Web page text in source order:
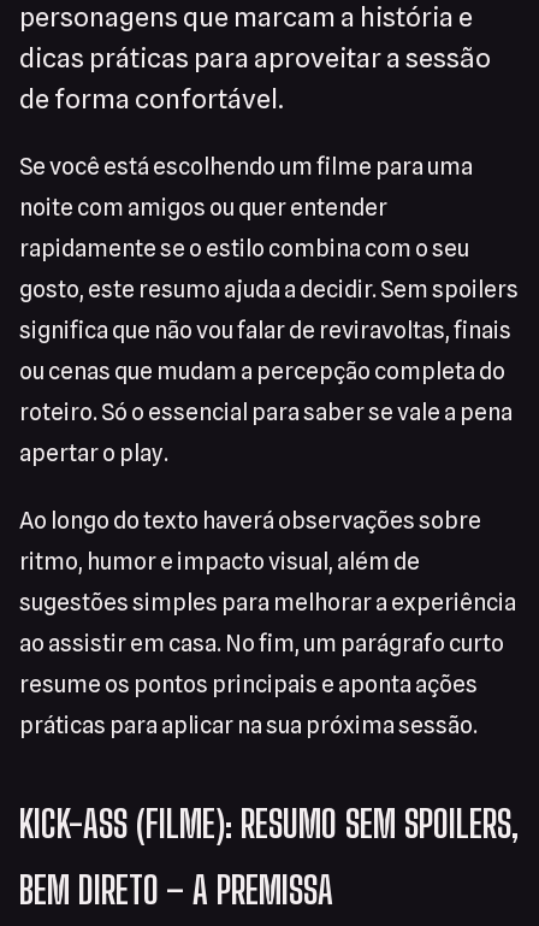
personagens que marcam a história e
dicas práticas para aproveitar a sessão
de forma confortável.
Se você está escolhendo um filme para uma
noite com amigos ou quer entender
rapidamente se o estilo combina com o seu
gosto, este resumo ajuda a decidir. Sem spoilers
significa que não vou falar de reviravoltas, finais
ou cenas que mudam a percepção completa do
roteiro. Só o essencial para saber se vale a pena
apertar o play.
Ao longo do texto haverá observações sobre
ritmo, humor e impacto visual, além de
sugestões simples para melhorar a experiência
ao assistir em casa. No fim, um parágrafo curto
resume os pontos principais e aponta ações
práticas para aplicar na sua próxima sessão.
KICK-ASS (FILME): RESUMO SEM SPOILERS,
BEM DIRETO – A PREMISSA